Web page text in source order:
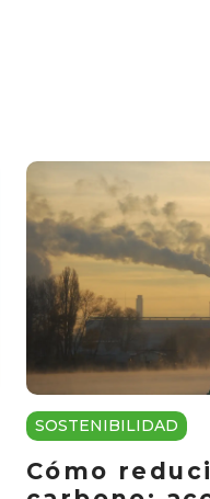
SOSTENIBILIDAD
Cómo